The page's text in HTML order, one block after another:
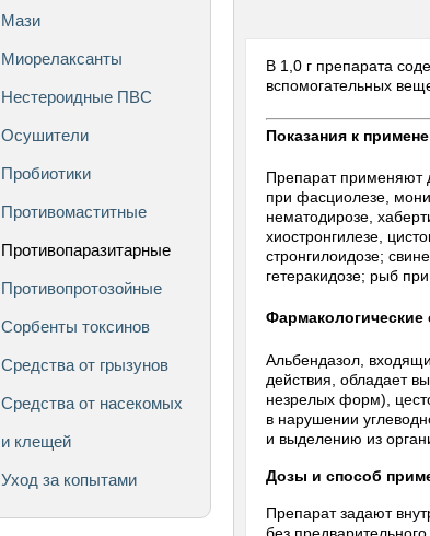
Мази
Миорелаксанты
Нестероидные ПВС
Осушители
Пробиотики
Противомаститные
Противопаразитарные
Противопротозойные
Сорбенты токсинов
Средства от грызунов
Средства от насекомых
и клещей
Уход за копытами
В 1,0 г препарата
вспомогательных
Показания к
Препарат применяют
при фасциолезе,
нематодирозе,
хиостронгилезе,
стронгилоидозе;
гетеракидозе; рыб
Фармакологические
Альбендазол,
действия, обладает
незрелых форм),
в нарушении
и выделению из
Дозы и способ
Препарат задают